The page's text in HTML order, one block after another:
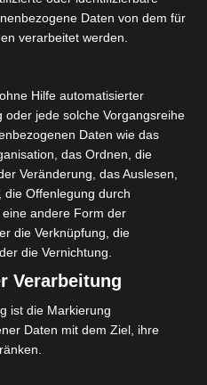
74'
(JSK) – Club Sportif
(EST) – Étoile Sportive
du Sahel Sousse (ESS)
-
Daten von dem für
verarbeitet werden.
Hilfe automatisierter
jede solche Vorgangsreihe
Daten wie das
das Ordnen, die
Veränderung, das Auslesen,
die Offenlegung durch
andere Form der
die Verknüpfung, die
die Vernichtung.
Verarbeitung
ist die Markierung
Daten mit dem Ziel, ihre